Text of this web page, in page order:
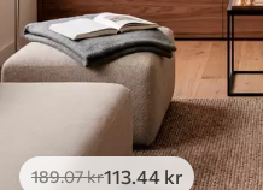
189.07kr113.44 kr